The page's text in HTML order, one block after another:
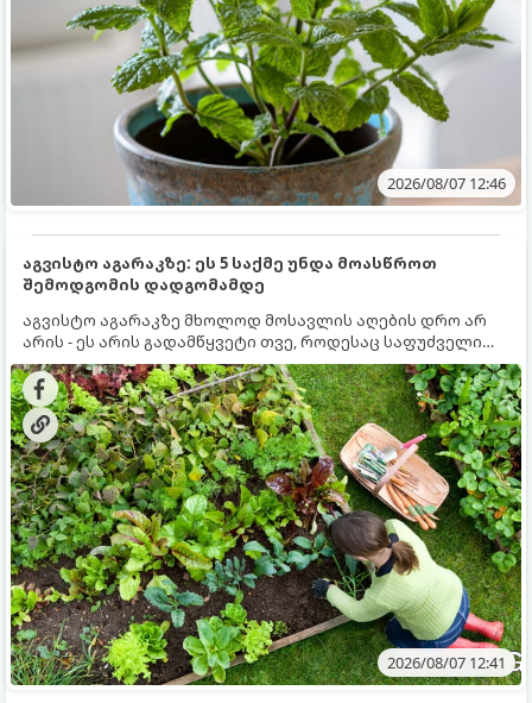
2026/08/07 12:46
აგვისტო აგარაკზე: ეს 5 საქმე უნდა მოასწროთ
შემოდგომის დადგომამდე
აგვისტო აგარაკზე მხოლოდ მოსავლის აღების დრო არ
არის - ეს არის გადამწყვეტი თვე, როდესაც საფუძველი
ეყრება მომავალი წლის მოსავალს და ბაღი მზადდება
შემოდგომა-ზამთრის სეზონისთვის. იმისათვის, რომ
ნიადაგმა ენერგია აღიდგინოს, ხოლო მცენარეებმა
ზამთარს გაუძლონ, აგვისტოს ბოლომდე 5
მნიშვნელოვანი საქმის გაკეთება უნდა მოასწროთ:
2026/08/07 12:41